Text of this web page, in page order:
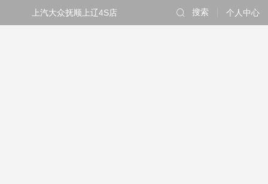
上汽大众抚顺上辽4S店 个人中心
搜索